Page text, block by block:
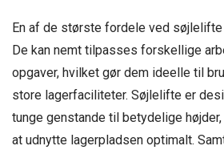
En af de største fordele ved
De kan nemt tilpasses forskellige
opgaver, hvilket gør dem ideelle til
store lagerfaciliteter. Søjlelifte er
tunge genstande til betydelige
at udnytte lagerpladsen optimalt.